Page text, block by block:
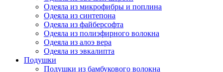
Одеяла из микрофибры и поплина
Одеяла из синтепона
Одеяла из файберсофта
Одеяла из полиэфирного волокна
Одеяла из алоэ вера
Одеяла из эвкалипта
Подушки
Подушки из бамбукового волокна